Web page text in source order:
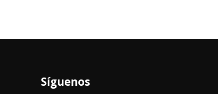
Síguenos